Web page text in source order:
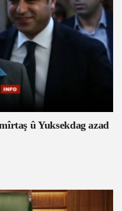
û Yuksekdag azad